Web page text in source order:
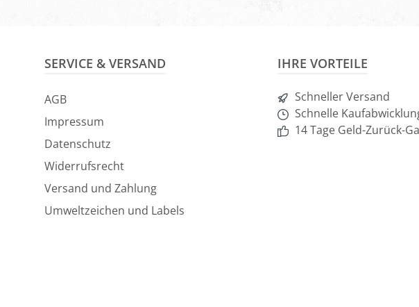
SERVICE & VERSAND
AGB
Impressum
Datenschutz
Widerrufsrecht
Versand und Zahlung
Umweltzeichen und Labels
IHRE VORTEILE
Schneller Versand
Schnelle
14 Tage Geld-Zurück-